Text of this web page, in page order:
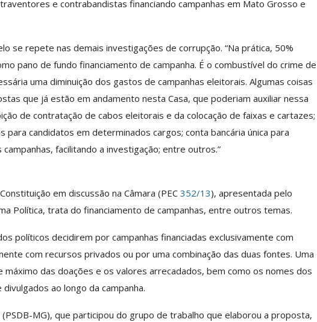
e contrabandistas financiando campanhas em Mato Grosso e
se repete nas demais investigações de corrupção. “Na prática, 50%
pano de fundo financiamento de campanha. É o combustível do crime de
uma diminuição dos gastos de campanhas eleitorais. Algumas coisas
que já estão em andamento nesta Casa, que poderiam auxiliar nessa
de contratação de cabos eleitorais e da colocação de faixas e cartazes;
para candidatos em determinados cargos; conta bancária única para
facilitando a investigação; entre outros.”
em discussão na Câmara (PEC 352/13), apresentada pelo
Política, trata do financiamento de campanhas, entre outros temas.
políticos decidirem por campanhas financiadas exclusivamente com
com recursos privados ou por uma combinação das duas fontes. Uma
das doações e os valores arrecadados, bem como os nomes dos
ao longo da campanha.
MG), que participou do grupo de trabalho que elaborou a proposta,